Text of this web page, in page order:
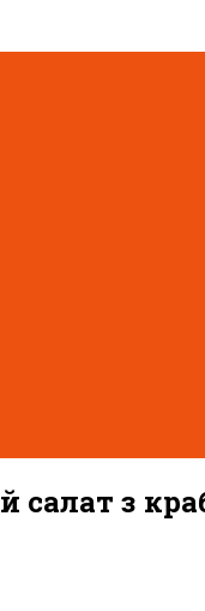
салат з